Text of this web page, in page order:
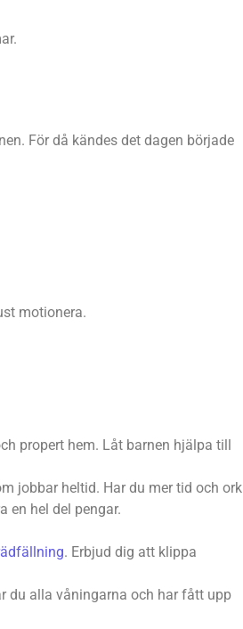
För då kändes det dagen började
motionera.
propert hem. Låt barnen hjälpa till
jobbar heltid. Har du mer tid och ork
en hel del pengar.
. Erbjud dig att klippa
du alla våningarna och har fått upp